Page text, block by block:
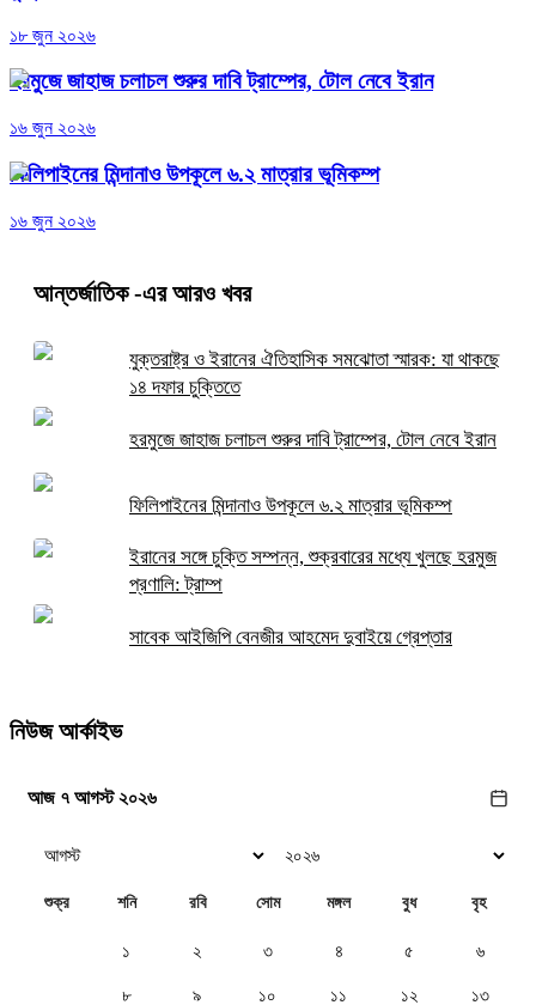
১৮ জুন ২০২৬
হরমুজে জাহাজ চলাচল শুরুর দাবি ট্রাম্পের, টোল নেবে ইরান
১৬ জুন ২০২৬
ফিলিপাইনের মিন্দানাও উপকূলে ৬.২ মাত্রার ভূমিকম্প
১৬ জুন ২০২৬
আন্তর্জাতিক-এর আরও খবর
যুক্তরাষ্ট্র ও ইরানের ঐতিহাসিক সমঝোতা স্মারক: যা থাকছে
১৪ দফার চুক্তিতে
হরমুজে জাহাজ চলাচল শুরুর দাবি ট্রাম্পের, টোল নেবে ইরান
ফিলিপাইনের মিন্দানাও উপকূলে ৬.২ মাত্রার ভূমিকম্প
ইরানের সঙ্গে চুক্তি সম্পন্ন, শুক্রবারের মধ্যে খুলছে হরমুজ
প্রণালি: ট্রাম্প
সাবেক আইজিপি বেনজীর আহমেদ দুবাইয়ে গ্রেপ্তার
নিউজ আর্কাইভ
আজ ৭ আগস্ট ২০২৬
শুক্র শনি রবি সোম মঙ্গল বুধ বৃহ
১ ২ ৩ ৪ ৫ ৬
৮ ৯ ১০ ১১ ১২ ১৩